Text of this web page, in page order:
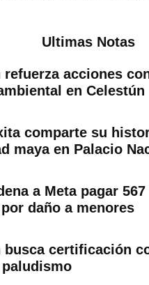
Ultimas Notas
refuerza acciones
en Celestún
comparte su
maya en Palacio
a Meta pagar
daño a menores
busca certificación
paludismo